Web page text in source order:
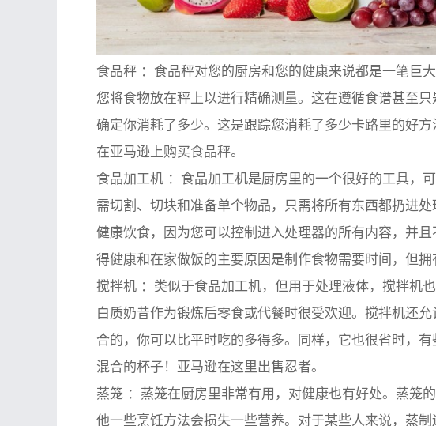
食品秤 ：食品秤对您的厨房和您的健康来说都是一笔巨
您将食物放在秤上以进行精确测量。这在遵循食谱甚至
确定你消耗了多少。这是跟踪您消耗了多少卡路里的好
在亚马逊上购买食品秤。
食品加工机 ：食品加工机是厨房里的一个很好的工具，
需切割、切块和准备单个物品，只需将所有东西都扔进
健康饮食，因为您可以控制进入处理器的所有内容，并
得健康和在家做饭的主要原因是制作食物需要时间，但拥
搅拌机 ：类似于食品加工机，但用于处理液体，搅拌机
白质奶昔作为锻炼后零食或代餐时很受欢迎。搅拌机还
合的，你可以比平时吃的多得多。同样，它也很省时，
混合的杯子！亚马逊在这里出售忍者。
蒸笼 ：蒸笼在厨房里非常有用，对健康也有好处。蒸笼
他一些烹饪方法会损失一些营养。对于某些人来说，蒸